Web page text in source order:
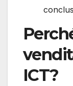
ICT?